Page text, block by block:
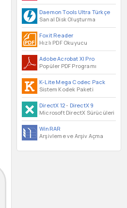
Daemon Tools Ultra Türkçe
Sanal Disk Oluşturma
Foxit Reader
Hızlı PDF Okuyucu
Adobe Acrobat XI Pro
Popüler PDF Programı
K-Lite Mega Codec Pack
Sistem Kodek Paketi
DirectX 12- DirectX 9
Microsoft DirectX Sürücüleri
WinRAR
Arşivleme ve Arşiv Açma